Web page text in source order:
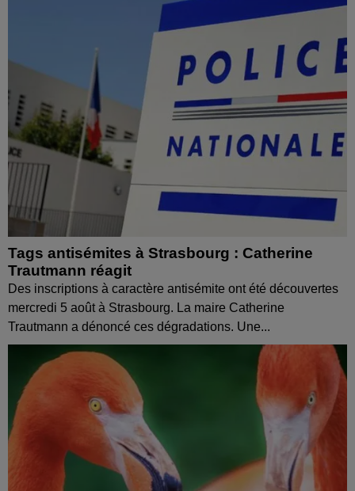
Tags antisémites à Strasbourg : Catherine
Trautmann réagit
Des inscriptions à caractère antisémite ont été découvertes
mercredi 5 août à Strasbourg. La maire Catherine
Trautmann a dénoncé ces dégradations. Une...